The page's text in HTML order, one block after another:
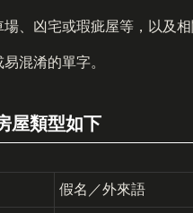
、凶宅或瑕疵屋等，以及
混淆的單字。
屋類型如下
假名／外來語